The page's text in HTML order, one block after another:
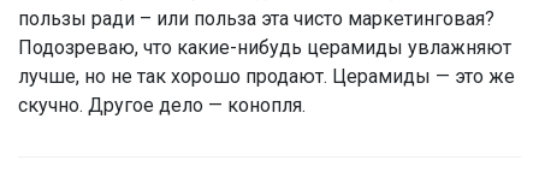
пользы ради – или польза эта чисто маркетинговая?
Подозреваю, что какие-нибудь церамиды увлажняют
лучше, но не так хорошо продают. Церамиды — это же
скучно. Другое дело — конопля.